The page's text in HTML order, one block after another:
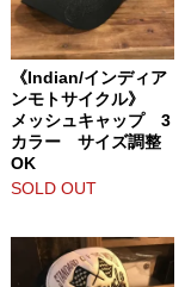
《Indian/インディア
ンモトサイクル》
メッシュキャップ 3
カラー サイズ調整
OK
SOLD OUT